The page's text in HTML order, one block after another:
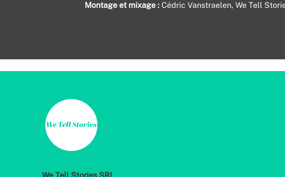
Montage et mixage : Cédric Vanstraelen, We Tell